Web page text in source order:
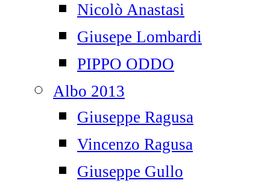
Nicolò Anastasi
Giusepe Lombardi
PIPPO ODDO
Albo 2013
Giuseppe Ragusa
Vincenzo Ragusa
Giuseppe Gullo